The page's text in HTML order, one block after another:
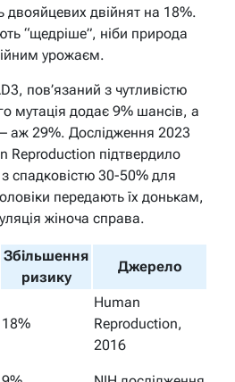
двояйцевих двійнят на 18%.
“щедріше”, ніби природа
урожаєм.
пов’язаний з чутливістю
мутація додає 9% шансів, а
аж 29%. Дослідження 2023
Reproduction підтвердило
спадковістю 30-50% для
передають їх донькам,
жіноча справа.
Збільшення
ризику
Джерело
18%
Human
Reproduction,
2016